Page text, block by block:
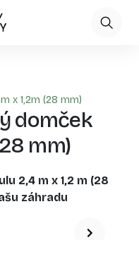
x 1,2m (28 mm)
domček
mm)
2,4 m x 1,2 m (28
záhradu